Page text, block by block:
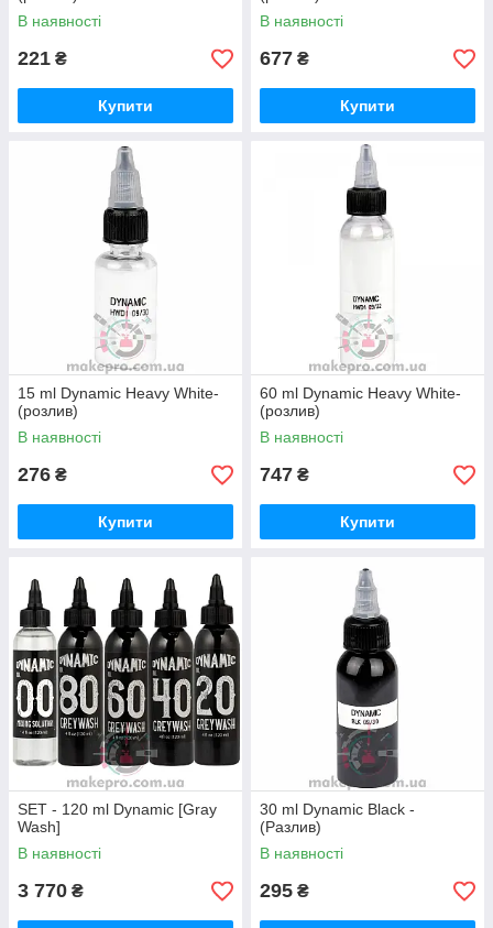
В наявності
221 ₴
Купити
В наявності
677 ₴
Купити
15 ml Dynamic Heavy White-
(розлив)
В наявності
276 ₴
Купити
60 ml Dynamic Heavy White-
(розлив)
В наявності
747 ₴
Купити
SET - 120 ml Dynamic [Gray
Wash]
В наявності
3 770 ₴
30 ml Dynamic Black -
(Разлив)
В наявності
295 ₴